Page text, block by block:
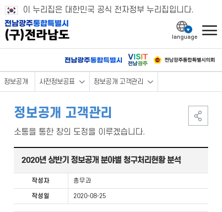
이 누리집은 대한민국 공식 전자정부 누리집입니다.
정보공개 사전정보공표 정보공개 고객관리
정보공개 고객관리
소통을 통한 창의 도정을 이루겠습니다.
2020년 상반기 정보공개 분야별 청구처리현황 분석
작성자 총무과
작성일 2020-08-25